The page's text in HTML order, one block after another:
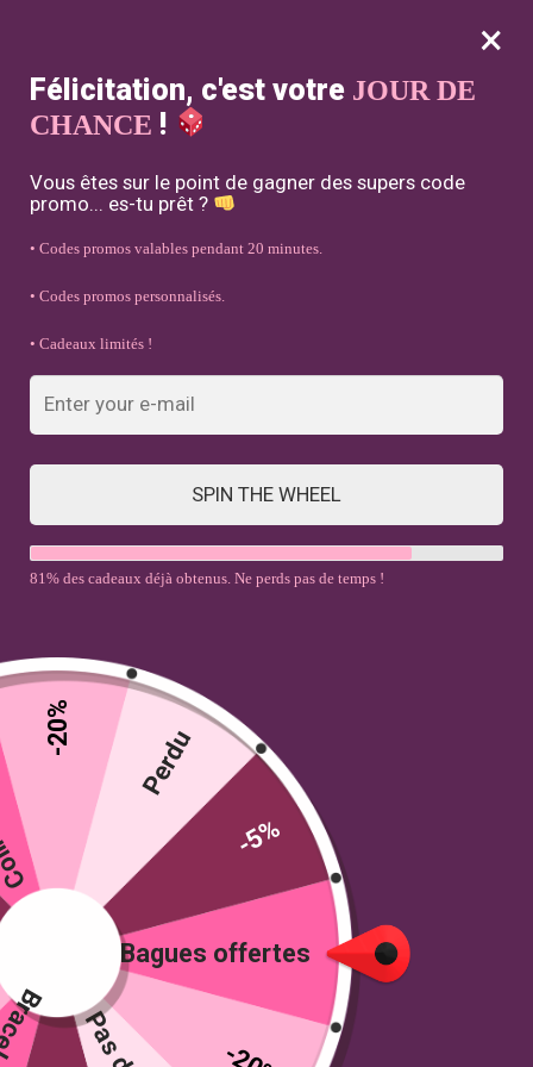
0
-10% avec le code : LOVE10
Accessoires Couple
Coque King & Queen
Coque King & Queen
×
Félicitation, c'est votre JOUR DE
CHANCE !
Vous êtes sur le point de gagner des supers code
promo... es-tu prêt ?
• Codes promos valables pendant 20 minutes.
• Codes promos personnalisés.
• Cadeaux limités !
SPIN THE WHEEL
81% des cadeaux déjà obtenus. Ne perds pas de temps !
Bagues offertes
-20% Perdu
-5%